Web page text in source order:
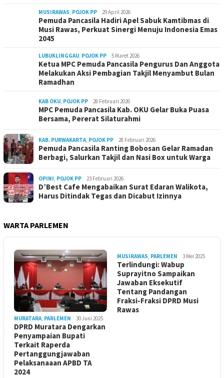
MUSIRAWAS, POJOK PP 29 April 2026
Pemuda Pancasila Hadiri Apel Sabuk Kamtibmas di
Musi Rawas, Perkuat Sinergi Menuju Indonesia Emas
2045
LUBUKLINGGAU, POJOK PP 5 Maret 2026
Ketua MPC Pemuda Pancasila Pengurus Dan Anggota
Melakukan Aksi Pembagian Takjil Menyambut Bulan
Ramadhan
KAB OKU, POJOK PP 28 Februari 2026
MPC Pemuda Pancasila Kab. OKU Gelar Buka Puasa
Bersama, Pererat Silaturahmi
KAB. PURWAKARTA, POJOK PP 28 Februari 2026
Pemuda Pancasila Ranting Bobosan Gelar Ramadan
Berbagi, Salurkan Takjil dan Nasi Box untuk Warga
OPINI, POJOK PP 23 Februari 2026
D’Best Cafe Mengabaikan Surat Edaran Walikota,
Harus Ditindak Tegas dan Dicabut Izinnya
WARTA PARLEMEN
MURATARA, PARLEMEN 30 Juni 2025
DPRD Muratara Dengarkan
Penyampaian Bupati
Terkait Raperda
Pertanggungjawaban
Pelaksanaaan APBD TA
2024
MUSIRAWAS, PARLEMEN 3 Mei 2025
Terlindungi: Wabup
Suprayitno Sampaikan
Jawaban Eksekutif
Tentang Pandangan
Fraksi-Fraksi DPRD Musi
Rawas